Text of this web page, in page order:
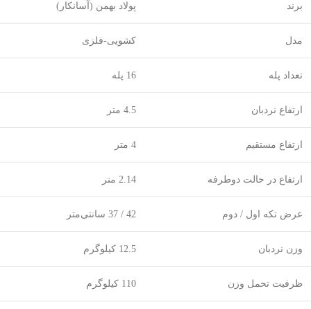
برند پولاد بهمن (آسانکار)
مدل کشویی-فلزی
تعداد پله 16 پله
ارتفاع نردبان 4.5 متر
ارتفاع مستقیم 4 متر
ارتفاع در حالت دوطرفه 2.14 متر
عرض تکه اول / دوم 42 / 37 سانتی‌متر
وزن نردبان 12.5 کیلوگرم
ظرفیت تحمل وزن 110 کیلوگرم